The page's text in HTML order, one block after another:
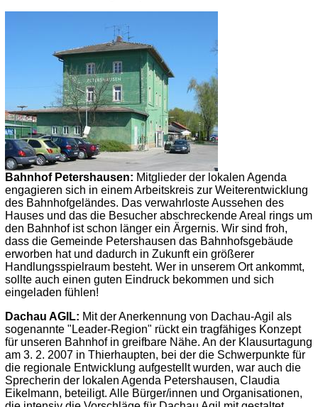
Bahnhof Petershausen: Mitglieder der lokalen Agenda
engagieren sich in einem Arbeitskreis zur Weiterentwicklung
des Bahnhofgeländes. Das verwahrloste Aussehen des
Hauses und das die Besucher abschreckende Areal rings um
den Bahnhof ist schon länger ein Ärgernis. Wir sind froh,
dass die Gemeinde Petershausen das Bahnhofsgebäude
erworben hat und dadurch in Zukunft ein größerer
Handlungsspielraum besteht. Wer in unserem Ort ankommt,
sollte auch einen guten Eindruck bekommen und sich
eingeladen fühlen!
Dachau AGIL: Mit der Anerkennung von Dachau-Agil als
sogenannte "Leader-Region" rückt ein tragfähiges Konzept
für unseren Bahnhof in greifbare Nähe. An der Klausurtagung
am 3. 2. 2007 in Thierhaupten, bei der die Schwerpunkte für
die regionale Entwicklung aufgestellt wurden, war auch die
Sprecherin der lokalen Agenda Petershausen, Claudia
Eikelmann, beteiligt. Alle Bürger/innen und Organisationen,